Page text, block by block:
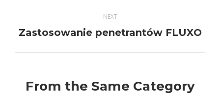
NEXT
Next
Zastosowanie penetrantów FLUXO
From the Same Category